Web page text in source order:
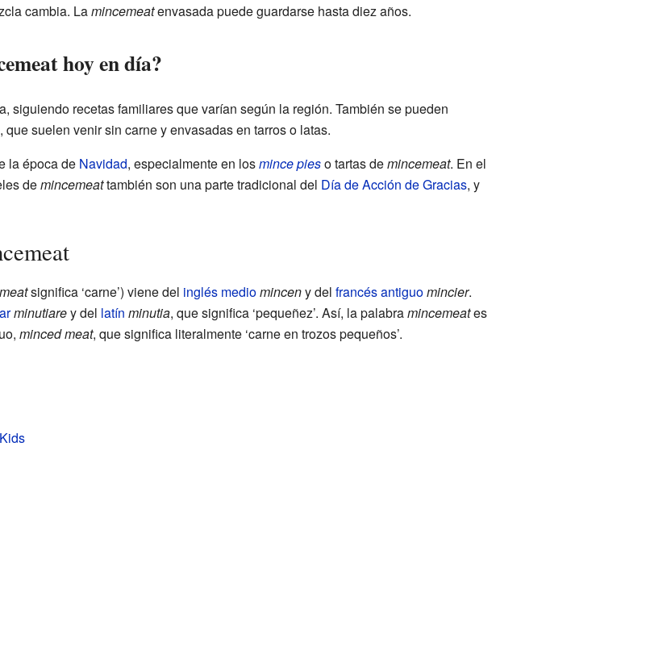
cambia. Lamincemeatenvasada puede guardarse hasta diez años.
hoy en día?
siguiendo recetas familiares que varían según la región. También se pueden
suelen venir sin carne y envasadas en tarros o latas.
la época de Navidad, especialmente en losmince pieso tartas demincemeat. En el
demincemeattambién son una parte tradicional del Día de Acción de Gracias, y
meatsignifica ‘carne’) viene del inglés mediominceny del francés antiguomincier.
minutiarey del latín minutia, que significa ‘pequeñez’. Así, la palabramincemeates
minced meat, que significa literalmente ‘carne en trozos pequeños’.